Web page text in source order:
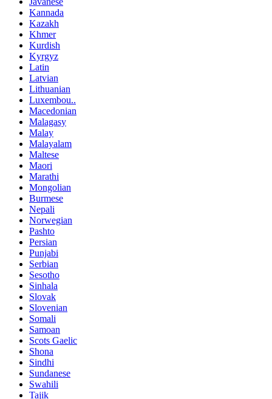
Kannada
Kazakh
Khmer
Kurdish
Kyrgyz
Latin
Latvian
Lithuanian
Luxembou..
Macedonian
Malagasy
Malay
Malayalam
Maltese
Maori
Marathi
Mongolian
Burmese
Nepali
Norwegian
Pashto
Persian
Punjabi
Serbian
Sesotho
Sinhala
Slovak
Slovenian
Somali
Samoan
Scots Gaelic
Shona
Sindhi
Sundanese
Swahili
Tajik